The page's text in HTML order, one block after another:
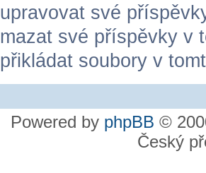
upravovat své
mazat své příspěvky v
přikládat soubory v
Powered by phpBB ©
Český